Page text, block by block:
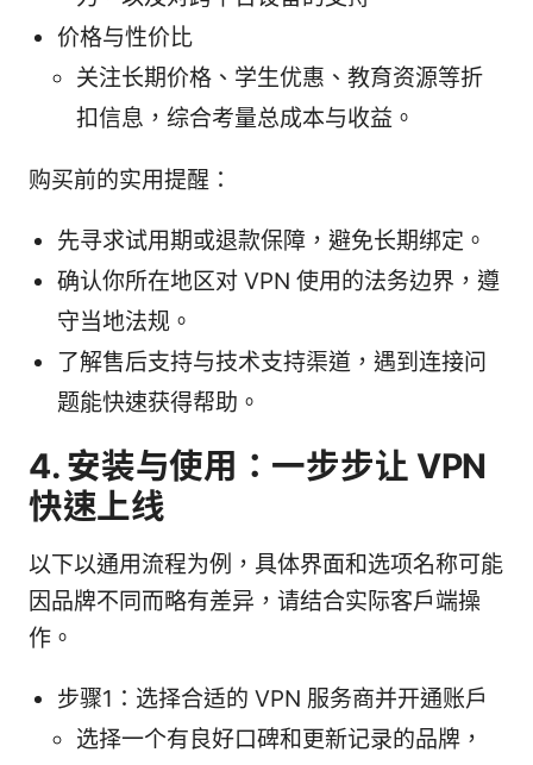
价格与性价比
关注长期价格、学生优惠、教育资源等折
扣信息，综合考量总成本与收益。
购买前的实用提醒：
先寻求试用期或退款保障，避免长期绑定。
确认你所在地区对 VPN 使用的法务边界，遵
守当地法规。
了解售后支持与技术支持渠道，遇到连接问
题能快速获得帮助。
4. 安装与使用：一步步让 VPN
快速上线
以下以通用流程为例，具体界面和选项名称可能
因品牌不同而略有差异，请结合实际客户端操
作。
步骤1：选择合适的 VPN 服务商并开通账户
选择一个有良好口碑和更新记录的品牌，